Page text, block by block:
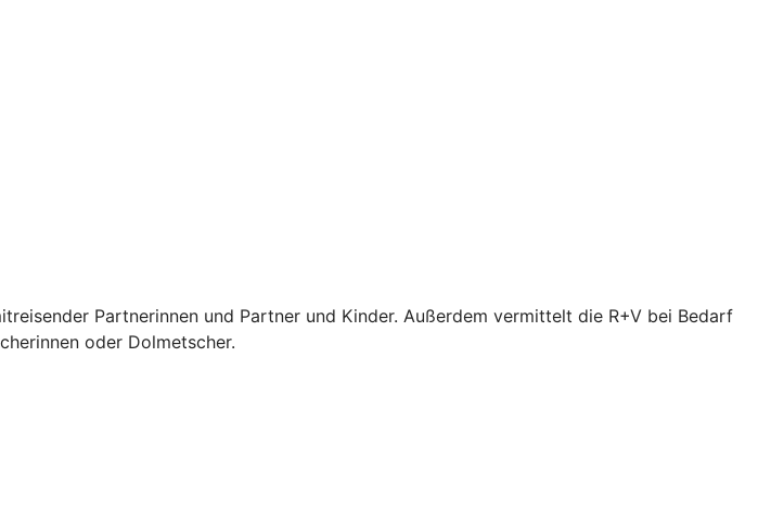
Partnerinnen und Partner und Kinder. Außerdem vermittelt die R+V bei Bedarf
oder Dolmetscher.